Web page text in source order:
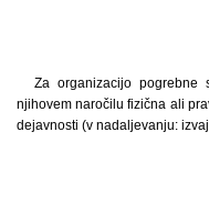
Za organizacijo pogrebne
njihovem naročilu fizična ali
dejavnosti (v nadaljevanju: